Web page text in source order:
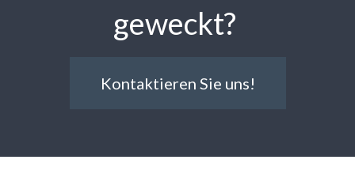
geweckt?
Kontaktieren Sie uns!